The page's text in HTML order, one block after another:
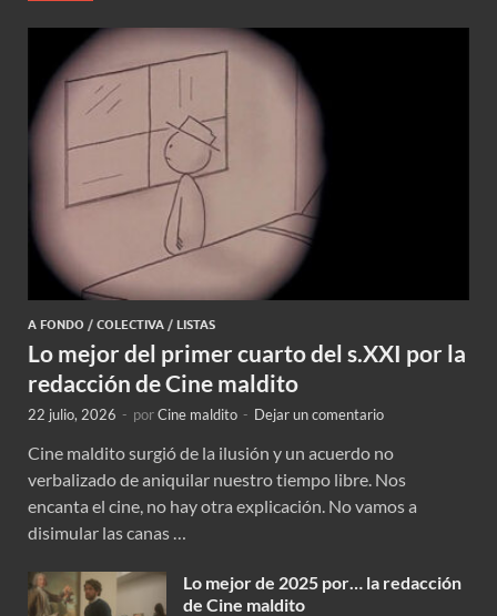
A FONDO / COLECTIVA / LISTAS
Lo mejor del primer cuarto del s.XXI por la
redacción de Cine maldito
22 julio, 2026 - porCine maldito - Dejar un comentario
Cine maldito surgió de la ilusión y un acuerdo no
verbalizado de aniquilar nuestro tiempo libre. Nos
encanta el cine, no hay otra explicación. No vamos a
disimular las canas …
Lo mejor de 2025 por… la redacción
de Cine maldito